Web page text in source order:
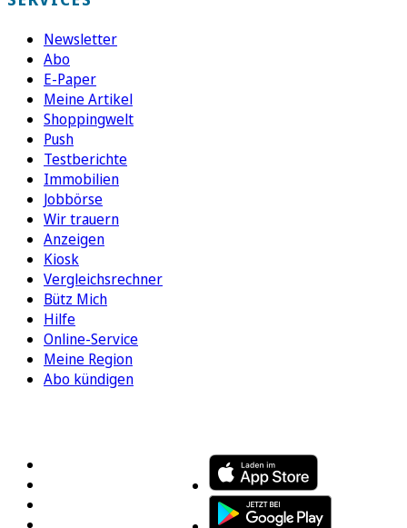
Newsletter
Abo
E-Paper
Meine Artikel
Shoppingwelt
Push
Testberichte
Immobilien
Jobbörse
Wir trauern
Anzeigen
Kiosk
Vergleichsrechner
Bütz Mich
Hilfe
Online-Service
Meine Region
Abo kündigen